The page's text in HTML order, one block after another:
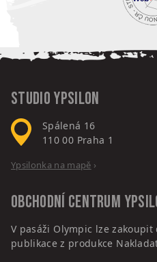
Studio Ypsilon
Spálená 16
110 00 Praha 1
Ypsilonka na mapě ›
Obchodní centrum
V pasáži Olympic lze zakoupit
publikace z produkce